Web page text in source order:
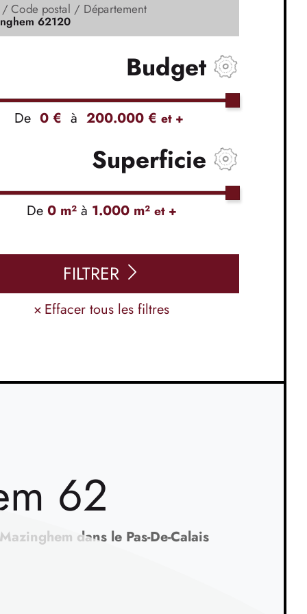
Code postal / Département
Budget
De 0 € à 200.000 €et +
Superficie
De 0 m²à 1.000 m² et +
FILTRER
× Effacer tous les filtres
62
dans le Pas-De-Calais